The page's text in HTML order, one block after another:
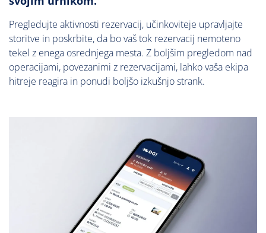
Pregledujte aktivnosti rezervacij, učinkoviteje upravljajte
storitve in poskrbite, da bo vaš tok rezervacij nemoteno
tekel z enega osrednjega mesta. Z boljšim pregledom nad
operacijami, povezanimi z rezervacijami, lahko vaša ekipa
hitreje reagira in ponudi boljšo izkušnjo strank.